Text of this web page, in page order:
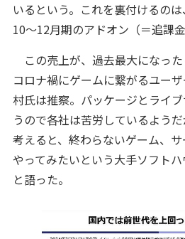
いるという。これを裏付けるの
10～12月期のアドオン（＝追課金
この売上が、過去最大になっ
コロナ禍にゲームに繋がるユー
村氏は推察。パッケージとライ
うので各社は苦労しているよう
考えると、終わらないゲーム、
やってみたいという大手ソフト
と語った。